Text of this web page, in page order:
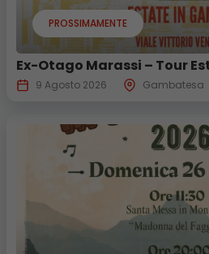
PROSSIMAMENTE
Ex-Otago Marassi – Tour
9 Agosto 2026 Gambatesa